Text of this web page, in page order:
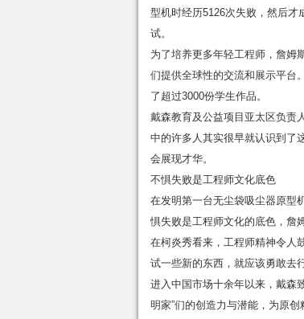
型机时经历5126次失败，然后
试。
为了培养更多年轻工程师，詹姆
们提供全球性的交流和展示平台
了超过3000份学生作品。
戴森教育及公益项目亚太区负责
中的许多人其实很早就认识到了
会展现才华。
不惧失败是工程师文化底色
在发明第一台无尘袋吸尘器原型
惧失败是工程师文化的底色，詹
在柯炎秀看来，工程师精神令人
试一些新的东西，就应该勇敢去
进入中国市场十余年以来，戴森
明家”们的创造力与潜能，为原